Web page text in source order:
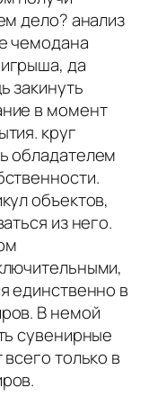
дело? анализ
чемодана
да
закинуть
в момент
круг
обладателем
объектов,
из него.
единственно в
В немой
сувенирные
только в